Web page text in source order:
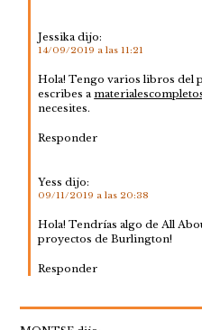
Jessika dijo:
14/09/2019 a las 11:21
Hola! Tengo varios libros del
escribes a
necesites.
Responder
Yess dijo:
09/11/2019 a las 20:38
Hola! Tendrías algo de All
proyectos de Burlington!
Responder